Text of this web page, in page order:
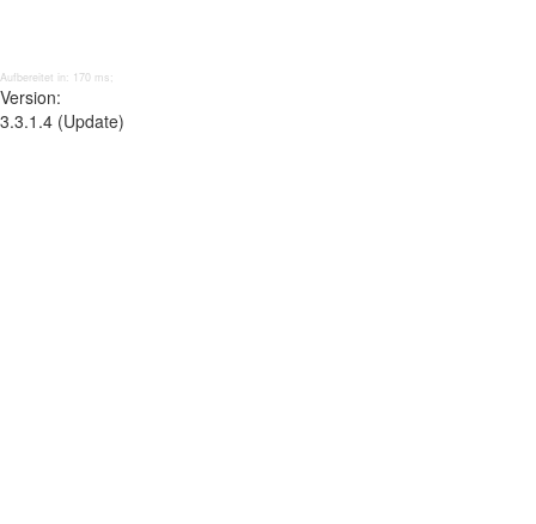
Aufbereitet in: 170 ms;
Version:
3.3.1.4 (Update)